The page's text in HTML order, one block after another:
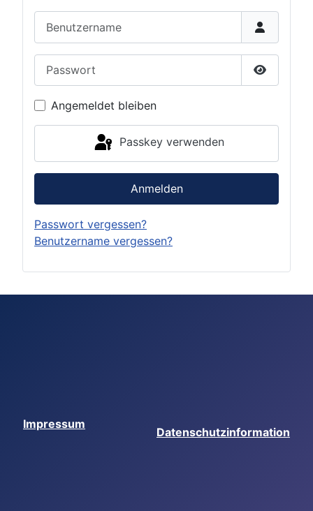
Passwort
Angemeldet bleiben
Passkey verwenden
Anmelden
Passwort vergessen?
Benutzername vergessen?
Impressum
Datenschutzinformation